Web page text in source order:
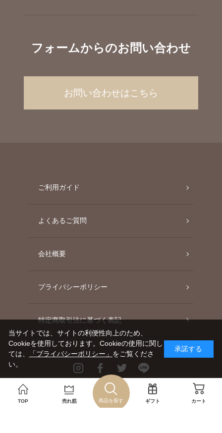
TOP 売れ筋 商品を探す ギフト カート
フォームからのお問い合わせ
お問い合わせはこちら
ご利用ガイド
よくあるご質問
会社概要
プライバシーポリシー
特定商取引法に基づく表記
InstagramFacebookTwitter
Copyright©AGC TECHNO GLASS CO., LTD.
ALL RIGHTS RESERVED.
当サイトでは、サイトの利便性向上のため、
Cookieを使用しております。Cookieの使用に関し
ては、
「プライバシーポリシー」 をご覧くださ
い。
承諾する